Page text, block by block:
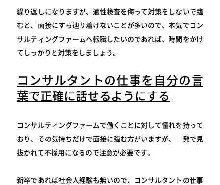
繰り返しになりますが、適性検査を侮って対策をしないで臨
むと、面接にすら辿り着けないことが多いので、本気でコン
サルティングファームへ転職したいのであれば、時間をかけ
てしっかりと対策をしましょう。
コンサルタントの仕事を自分の言
葉で正確に話せるようにする
コンサルティングファームで働くことに対して憧れを持って
おり、その気持ちだけで面接に臨む方がいますが、一発で見
抜かれて不採用になるので注意が必要です。
新卒であれば社会人経験も無いので、コンサルタントの仕事